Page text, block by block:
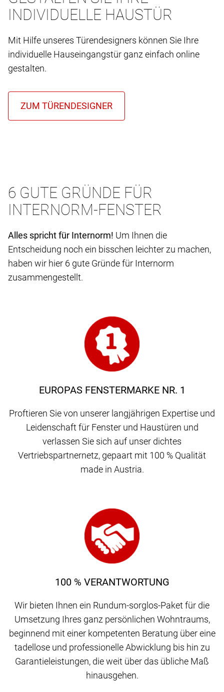
INDIVIDUELLE HAUSTÜR
Mit Hilfe unseres Türendesigners können Sie Ihre
individuelle Hauseingangstür ganz einfach online
gestalten.
6 GUTE GRÜNDE FÜR
INTERNORM-FENSTER
Alles spricht für Internorm! Um Ihnen die
Entscheidung noch ein bisschen leichter zu machen,
haben wir hier 6 gute Gründe für Internorm
zusammengestellt.
EUROPAS FENSTERMARKE NR. 1
Proftieren Sie von unserer langjährigen Expertise und
Leidenschaft für Fenster und Haustüren und
verlassen Sie sich auf unser dichtes
Vertriebspartnernetz, gepaart mit 100 % Qualität
made in Austria.
100 % VERANTWORTUNG
Wir bieten Ihnen ein Rundum-sorglos-Paket für die
Umsetzung Ihres ganz persönlichen Wohntraums,
beginnend mit einer kompetenten Beratung über eine
tadellose und professionelle Abwicklung bis hin zu
Garantieleistungen, die weit über das übliche Maß
hinausgehen.